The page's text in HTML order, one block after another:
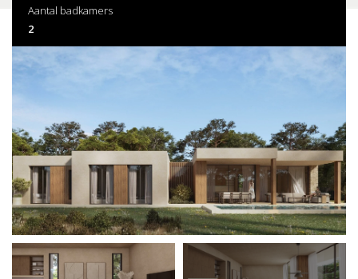
Aantal badkamers
2